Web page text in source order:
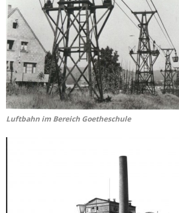
Luftbahn im Bereich Goetheschule